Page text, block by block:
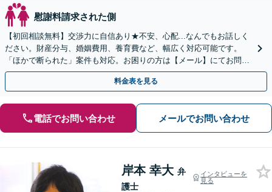
慰謝料請求された側
【初回相談無料】交渉力に自信あり★不安、心配...なんでもお話しく
ださい。財産分与、婚姻費用、養育費など、幅広く対応可能です。
「ほかで断られた」案件も対応。お困りの方は【メール】にてお問い
合わせください【北浜駅3分】
料金表を見る
電話でお問い合わせ メールでお問い合わせ
岸本 幸大 弁
護士
インタビューを
見る